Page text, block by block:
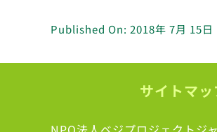
Published On: 2018年 7月 15日
サイトマッ